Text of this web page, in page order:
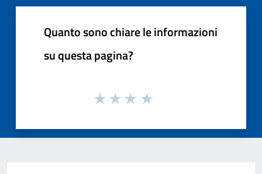
Quanto sono chiare le informazioni
su questa pagina?